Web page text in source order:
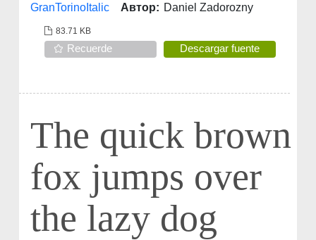
GranTorinoItalic Автор: Daniel Zadorozny
83.71 KB
Recuerde Descargar fuente
The quick brown
fox jumps over
the lazy dog